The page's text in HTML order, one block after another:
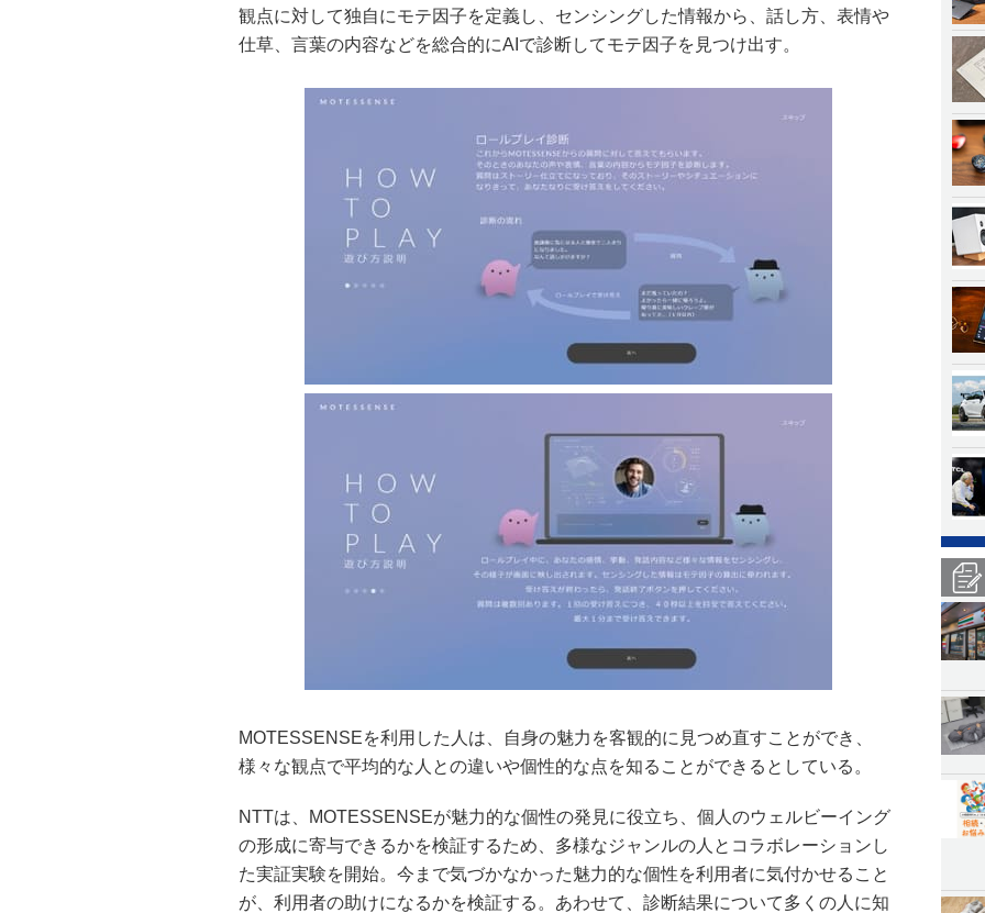
観点に対して独自にモテ因子を定義し、センシングした情報から、話し方、表情や
仕草、言葉の内容などを総合的にAIで診断してモテ因子を見つけ出す。
MOTESSENSEを利用した人は、自身の魅力を客観的に見つめ直すことができ、
様々な観点で平均的な人との違いや個性的な点を知ることができるとしている。
NTTは、MOTESSENSEが魅力的な個性の発見に役立ち、個人のウェルビーイング
の形成に寄与できるかを検証するため、多様なジャンルの人とコラボレーションし
た実証実験を開始。今まで気づかなかった魅力的な個性を利用者に気付かせること
が、利用者の助けになるかを検証する。あわせて、診断結果について多くの人に知